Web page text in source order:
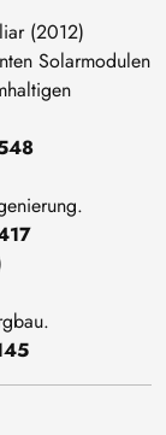
(2012)
Solarmodulen